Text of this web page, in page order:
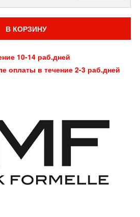
В КОРЗИНУ
10-14 раб.дней
оплаты в течение 2-3 раб.дней